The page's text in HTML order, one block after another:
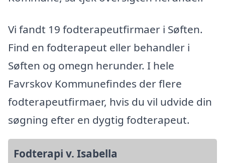
Vi fandt 19 fodterapeutfirmaer i Søften.
Find en fodterapeut eller behandler i
Søften og omegn herunder. I hele
Favrskov Kommunefindes der flere
fodterapeutfirmaer, hvis du vil udvide din
søgning efter en dygtig fodterapeut.
Fodterapi v. Isabella